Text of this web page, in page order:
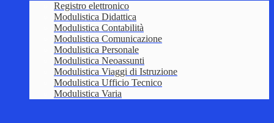
Registro elettronico
Modulistica Didattica
Modulistica Contabilità
Modulistica Comunicazione
Modulistica Personale
Modulistica Neoassunti
Modulistica Viaggi di Istruzione
Modulistica Ufficio Tecnico
Modulistica Varia